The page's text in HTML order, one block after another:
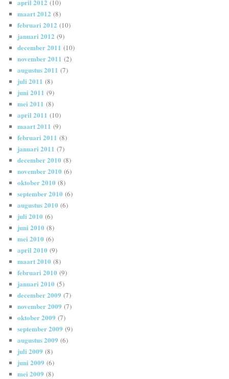
april 2012 (10)
maart 2012 (8)
februari 2012 (10)
januari 2012 (9)
december 2011 (10)
november 2011 (2)
augustus 2011 (7)
juli 2011 (8)
juni 2011 (9)
mei 2011 (8)
april 2011 (10)
maart 2011 (9)
februari 2011 (8)
januari 2011 (7)
december 2010 (8)
november 2010 (6)
oktober 2010 (8)
september 2010 (6)
augustus 2010 (6)
juli 2010 (6)
juni 2010 (8)
mei 2010 (6)
april 2010 (9)
maart 2010 (8)
februari 2010 (9)
januari 2010 (5)
december 2009 (7)
november 2009 (7)
oktober 2009 (7)
september 2009 (9)
augustus 2009 (6)
juli 2009 (8)
juni 2009 (6)
mei 2009 (8)